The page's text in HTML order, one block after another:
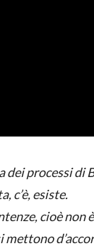
dei processi di
c’è, esiste.
cioè non